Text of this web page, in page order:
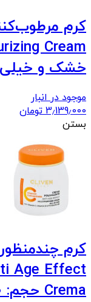
خشک و خیلی
موجود در انبار
3٫139٫000 تومان
بستن
Age Effect
Crema حجم: ۳۰۰ میلی‌لیتر